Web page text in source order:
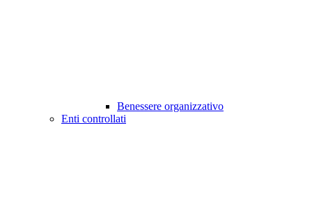
Benessere organizzativo
Enti controllati